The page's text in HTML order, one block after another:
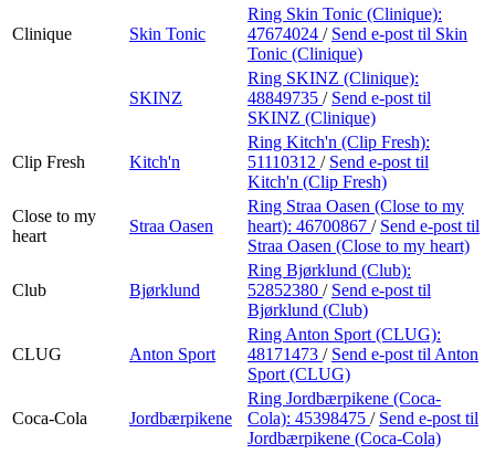
Clinique Skin Tonic
Ring Skin Tonic (Clinique):
47674024 / Send e-post til Skin
Tonic (Clinique)
SKINZ
Ring SKINZ (Clinique):
48849735 / Send e-post til
SKINZ (Clinique)
Clip Fresh Kitch'n
Ring Kitch'n (Clip Fresh):
51110312 / Send e-post til
Kitch'n (Clip Fresh)
Close to my
heart
Straa Oasen
Ring Straa Oasen (Close to my
heart): 46700867 / Send e-post til
Straa Oasen (Close to my heart)
Club Bjørklund
Ring Bjørklund (Club):
52852380 / Send e-post til
Bjørklund (Club)
CLUG Anton Sport
Ring Anton Sport (CLUG):
48171473 / Send e-post til Anton
Sport (CLUG)
Coca-Cola Jordbærpikene
Ring Jordbærpikene (Coca-
Cola): 45398475 / Send e-post til
Jordbærpikene (Coca-Cola)